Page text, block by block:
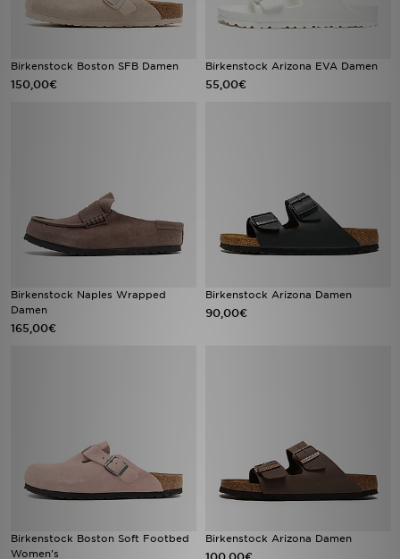
Birkenstock Boston SFB Damen
150,00€
Birkenstock Arizona EVA Damen
55,00€
Birkenstock Naples Wrapped
Damen
165,00€
Birkenstock Arizona Damen
90,00€
Birkenstock Boston Soft Footbed
Women's
Birkenstock Arizona Damen